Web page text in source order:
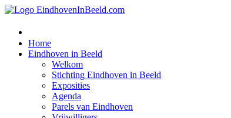
Home
Eindhoven in Beeld
Welkom
Stichting Eindhoven in Beeld
Exposities
Agenda
Parels van Eindhoven